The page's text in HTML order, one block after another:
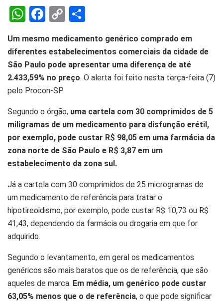
W
at
s
A
p
p
F
ce
b
o
o
k
C
py
Li
n
ar
e
Um mesmo medicamento genérico comprado em
diferentes estabelecimentos comerciais da cidade de
São Paulo pode apresentar uma diferença de até
2.433,59% no preço. O alerta foi feito nesta terça-feira (7)
pelo Procon-SP.
Segundo o órgão, uma cartela com 30 comprimidos de 5
miligramas de um medicamento para disfunção erétil,
por exemplo, pode custar R$ 98,05 em uma farmácia da
zona norte de São Paulo e R$ 3,87 em um
estabelecimento da zona sul.
Já a cartela com 30 comprimidos de 25 microgramas de
um medicamento de referência para tratar o
hipotireoidismo, por exemplo, pode custar R$ 10,73 ou R$
41,43, dependendo da farmácia ou drogaria em que for
adquirido.
Segundo o levantamento, em geral os medicamentos
genéricos são mais baratos que os de referência, que são
aqueles de marca. Em média, um genérico pode custar
63,05% menos que o de referência, o que pode significar